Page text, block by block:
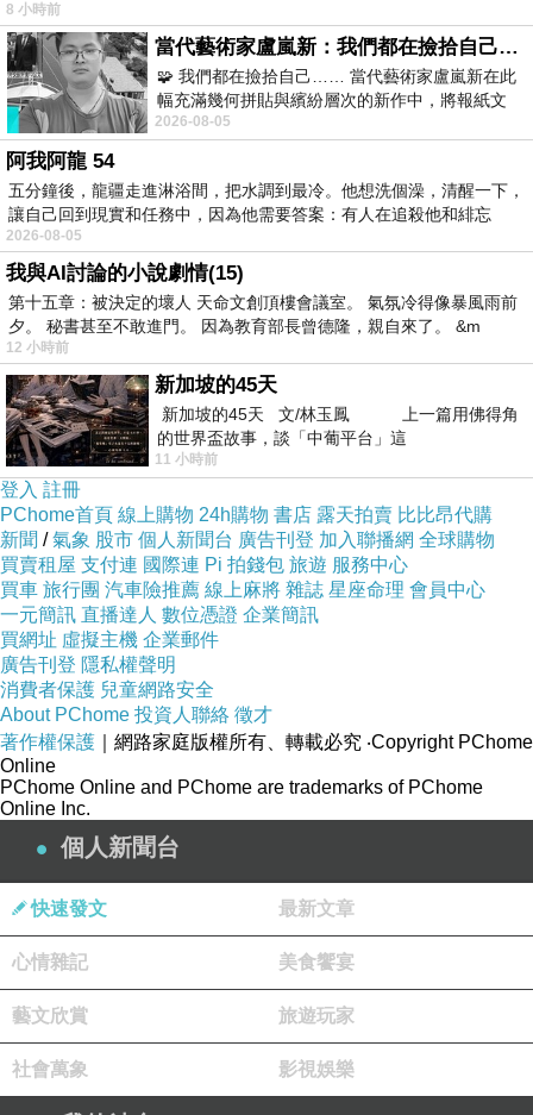
總之，在我停好腳踏車時，準備要找尋餐廳的位置時
卻發現馬路對面的餐廳似乎沒有開
這時候手機就傳來簡訊通知，筆友也到了，他也發現餐廳
公休
我的媽呀！在過馬路前趕緊滑粉絲團，果然．．．在前一
天才公告的公休
打個我遍手不及..
害得我跟筆友初次見面，直接跳過陌生感覺，直接跳緊張
刺激感
因為我要趕緊找一家餐廳讓我們可以坐下用餐加聊天
我好餓啊！！！那時候都十點半了，我早餐沒吃誒
起床後只喝了口水．．．就開始騎車搭車騎車奔波..
而且因為筆友平常不是走這路線的，他也不知道龜毛的我
8 小時前
當代藝術家盧嵐新：我們都在撿拾自己，將散落的情緒與碎片，拼回生命完整的輪廓
🧩 我們都在撿拾自己…… 當代藝術家盧嵐新在此
幅充滿幾何拼貼與繽紛層次的新作中，將報紙文
字、彩色剪紙與明亮顏料層層
2026-08-05
阿我阿龍 54
五分鐘後，龍疆走進淋浴間，把水調到最冷。他想洗個澡，清醒一下，
讓自己回到現實和任務中，因為他需要答案：有人在追殺他和緋忘
2026-08-05
我與AI討論的小說劇情(15)
第十五章：被決定的壞人 天命文創頂樓會議室。 氣氛冷得像暴風雨前
夕。 秘書甚至不敢進門。 因為教育部長曾德隆，親自來了。 &m
12 小時前
新加坡的45天
新加坡的45天 文/林玉鳳 上一篇用佛得角
的世界盃故事，談「中葡平台」這
11 小時前
登入 註冊
PChome首頁 線上購物 24h購物 書店 露天拍賣 比比昂代購
新聞 /氣象 股市 個人新聞台 廣告刊登 加入聯播網 全球購物
買賣租屋 支付連 國際連 Pi 拍錢包 旅遊 服務中心
買車 旅行團 汽車險推薦 線上麻將 雜誌 星座命理 會員中心
一元簡訊 直播達人 數位憑證 企業簡訊
買網址 虛擬主機 企業郵件
廣告刊登 隱私權聲明
消費者保護 兒童網路安全
About PChome 投資人聯絡 徵才
著作權保護 ｜網路家庭版權所有、轉載必究 ‧Copyright PChome
Online
PChome Online and PChome are trademarks of PChome
Online Inc.
個人新聞台
快速發文 最新文章
心情雜記 美食饗宴
藝文欣賞 旅遊玩家
社會萬象 影視娛樂